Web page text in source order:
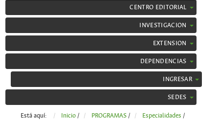
CENTRO EDITORIAL
INVESTIGACION
EXTENSION
DEPENDENCIAS
INGRESAR
SEDES
Está aquí: Inicio / PROGRAMAS / Especialidades /